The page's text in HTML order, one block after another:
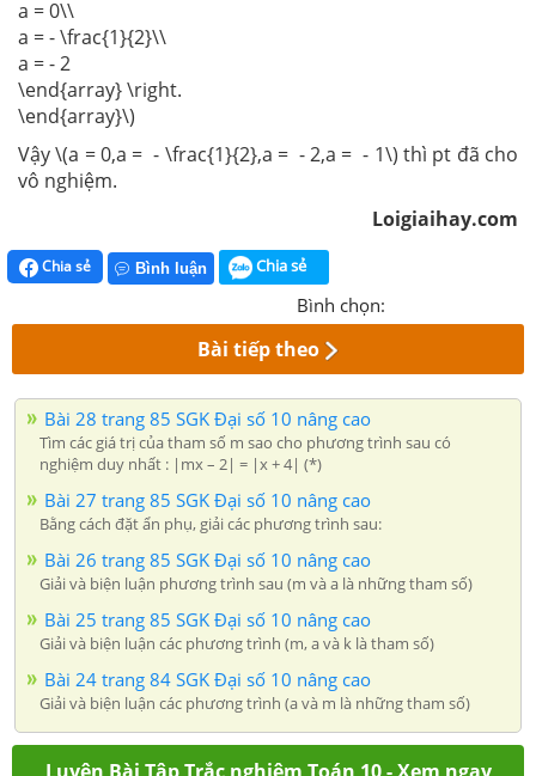
a = 0\\
a = - \frac{1}{2}\\
a = - 2
\end{array} \right.
\end{array}\)
Vậy \(a = 0,a = - \frac{1}{2},a = - 2,a = - 1\) thì pt đã cho
vô nghiệm.
Loigiaihay.com
Chia sẻ Bình luận Chia sẻ
Bình chọn:
Bài tiếp theo
Bài 28 trang 85 SGK Đại số 10 nâng cao
Tìm các giá trị của tham số m sao cho phương trình sau có
nghiệm duy nhất : |mx – 2| = |x + 4| (*)
Bài 27 trang 85 SGK Đại số 10 nâng cao
Bằng cách đặt ẩn phụ, giải các phương trình sau:
Bài 26 trang 85 SGK Đại số 10 nâng cao
Giải và biện luận phương trình sau (m và a là những tham số)
Bài 25 trang 85 SGK Đại số 10 nâng cao
Giải và biện luận các phương trình (m, a và k là tham số)
Bài 24 trang 84 SGK Đại số 10 nâng cao
Giải và biện luận các phương trình (a và m là những tham số)